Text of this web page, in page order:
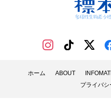
ホーム ABOUT
プライバ